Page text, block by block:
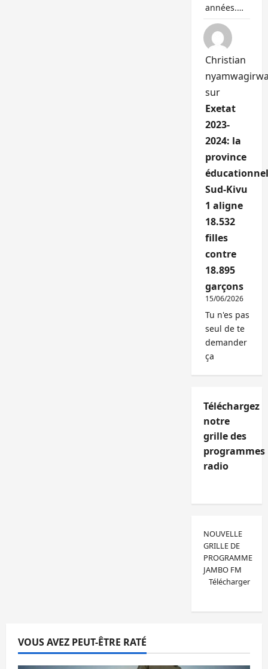
années.…
Christian
sur
Exetat
2023-
2024: la
province
Sud-Kivu
1 aligne
18.532
filles
contre
18.895
garçons
15/06/2026
Tu n'es pas
seul de te
demander
ça
Téléchargez
notre
grille des
programmes
radio
NOUVELLE
GRILLE DE
PROGRAMME
JAMBO FM
Télécharger
VOUS AVEZ PEUT-ÊTRE RATÉ